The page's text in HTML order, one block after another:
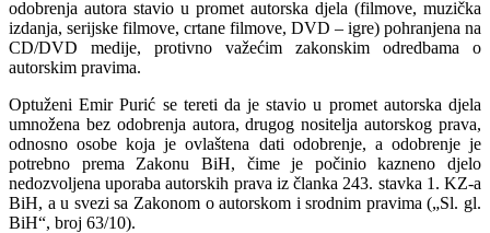
odobrenja autora stavio u promet autorska djela (filmove, muzička
izdanja, serijske filmove, crtane filmove, DVD – igre) pohranjena na
CD/DVD medije, protivno važećim zakonskim odredbama o
autorskim pravima.
Optuženi Emir Purić se tereti da je stavio u promet autorska djela
umnožena bez odobrenja autora, drugog nositelja autorskog prava,
odnosno osobe koja je ovlaštena dati odobrenje, a odobrenje je
potrebno prema Zakonu BiH, čime je počinio kazneno djelo
nedozvoljena uporaba autorskih prava iz članka 243. stavka 1. KZ-a
BiH, a u svezi sa Zakonom o autorskom i srodnim pravima („Sl. gl.
BiH“, broj 63/10).